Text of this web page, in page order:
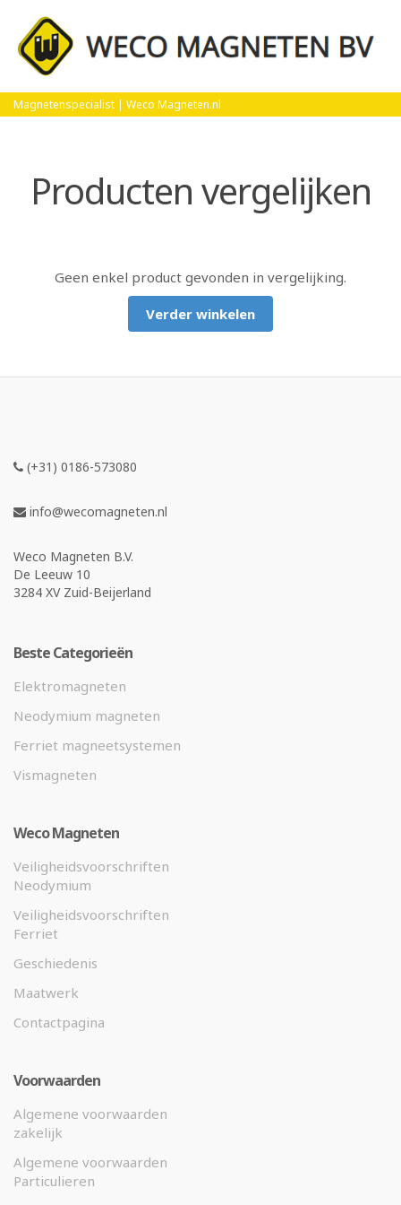
Magnetenspecialist | Weco Magneten.nl
Home Producten vergelijken
Producten vergelijken
Geen enkel product gevonden in vergelijking.
Verder winkelen
(+31) 0186-573080
info@wecomagneten.nl
Weco Magneten B.V.
De Leeuw 10
3284 XV Zuid-Beijerland
Beste Categorieën
Elektromagneten
Neodymium magneten
Ferriet magneetsystemen
Vismagneten
Weco Magneten
Veiligheidsvoorschriften
Neodymium
Veiligheidsvoorschriften
Ferriet
Geschiedenis
Maatwerk
Contactpagina
Voorwaarden
Algemene voorwaarden
zakelijk
Algemene voorwaarden
Particulieren